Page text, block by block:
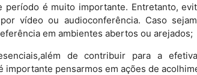
período é muito importante. Entretanto,
vídeo ou audioconferência. Caso
em ambientes abertos ou arejados;
de contribuir para a
pensarmos em ações de